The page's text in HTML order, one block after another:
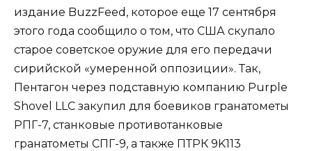
издание BuzzFeed, которое еще 17 сентября
этого года сообщило о том, что США скупало
старое советское оружие для его передачи
сирийской «умеренной оппозиции». Так,
Пентагон через подставную компанию Purple
Shovel LLC закупил для боевиков гранатометы
РПГ-7, станковые противотанковые
гранатометы СПГ-9, а также ПТРК 9K113